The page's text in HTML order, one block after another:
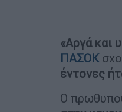
«Αργά και
ΠΑΣΟΚ
έντονες
Ο